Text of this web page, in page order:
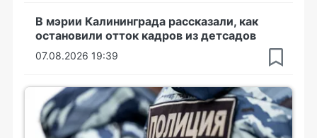
В мэрии Калининграда рассказали, как
остановили отток кадров из детсадов
07.08.2026 19:39